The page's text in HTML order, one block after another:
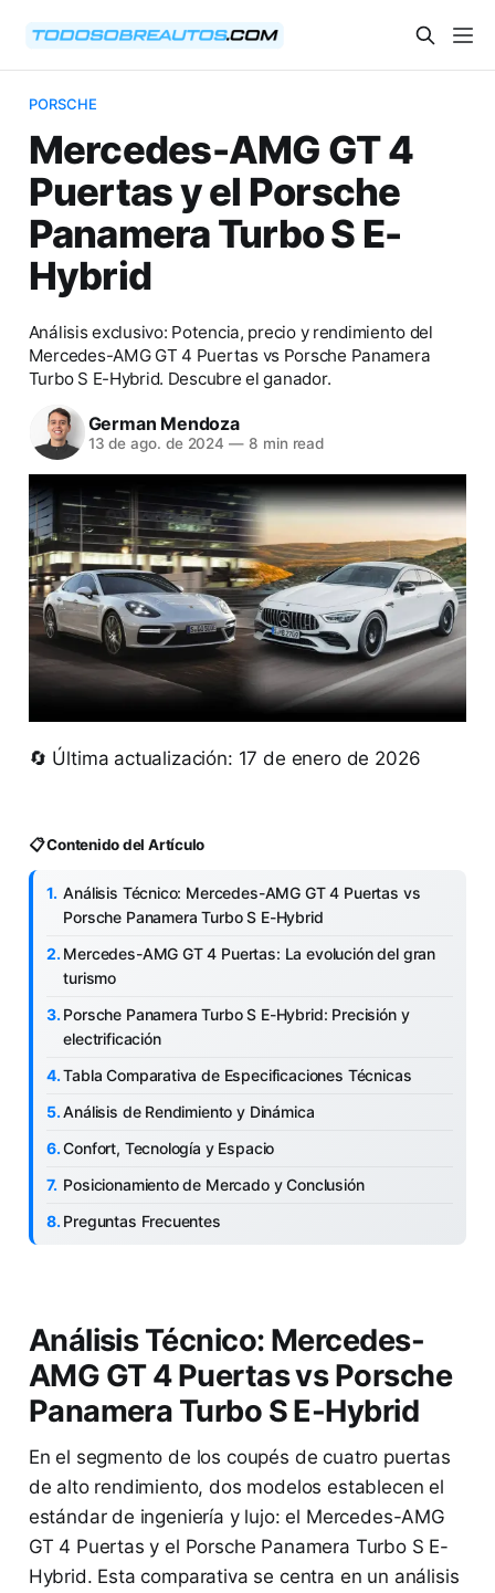
PORSCHE
Mercedes-AMG GT 4
Puertas y el Porsche
Panamera Turbo S E-
Hybrid
Análisis exclusivo: Potencia, precio y rendimiento del
Mercedes-AMG GT 4 Puertas vs Porsche Panamera
Turbo S E-Hybrid. Descubre el ganador.
German Mendoza
13 de ago. de 2024 — 8 min read
🔄 Última actualización: 17 de enero de 2026
📋 Contenido del Artículo
Análisis Técnico: Mercedes-AMG GT 4 Puertas vs
Porsche Panamera Turbo S E-Hybrid
Mercedes-AMG GT 4 Puertas: La evolución del gran
turismo
Porsche Panamera Turbo S E-Hybrid: Precisión y
electrificación
Tabla Comparativa de Especificaciones Técnicas
Análisis de Rendimiento y Dinámica
Confort, Tecnología y Espacio
Posicionamiento de Mercado y Conclusión
Preguntas Frecuentes
Análisis Técnico: Mercedes-
AMG GT 4 Puertas vs Porsche
Panamera Turbo S E-Hybrid
En el segmento de los coupés de cuatro puertas
de alto rendimiento, dos modelos establecen el
estándar de ingeniería y lujo: el Mercedes-AMG
GT 4 Puertas y el Porsche Panamera Turbo S E-
Hybrid. Esta comparativa se centra en un análisis